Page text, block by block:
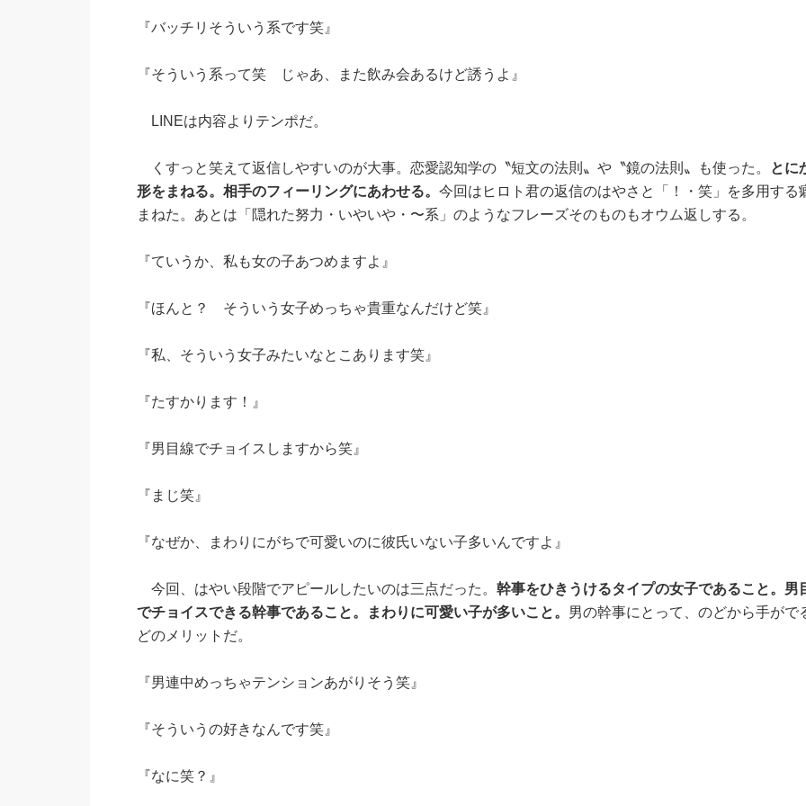
『バッチリそういう系です笑』
『そういう系って笑 じゃあ、また飲み会あるけど誘うよ』
LINEは内容よりテンポだ。
くすっと笑えて返信しやすいのが大事。恋愛認知学の〝短文の法則〟や〝鏡の法則〟も使った。
とに
形をまねる。相手のフィーリングにあわせる。 今回はヒロト君の返信のはやさと「！・笑」を多用する
まねた。あとは「隠れた努力・いやいや・〜系」のようなフレーズそのものもオウム返しする。
『ていうか、私も女の子あつめますよ』
『ほんと？ そういう女子めっちゃ貴重なんだけど笑』
『私、そういう女子みたいなとこあります笑』
『たすかります！』
『男目線でチョイスしますから笑』
『まじ笑』
『なぜか、まわりにがちで可愛いのに彼氏いない子多いんですよ』
今回、はやい段階でアピールしたいのは三点だった。 幹事をひきうけるタイプの女子であること。男
でチョイスできる幹事であること。まわりに可愛い子が多いこと。 男の幹事にとって、のどから手がで
どのメリットだ。
『男連中めっちゃテンションあがりそう笑』
『そういうの好きなんです笑』
『なに笑？』